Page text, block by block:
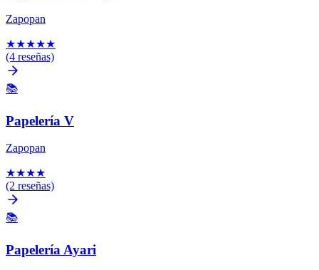
Zapopan
★★★★★
(4 reseñas)
📚
Papelería V
Zapopan
★★★★
(2 reseñas)
📚
Papelería Ayari